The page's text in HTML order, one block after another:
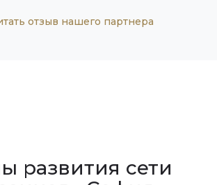
отзыв нашего партнера
развития сети